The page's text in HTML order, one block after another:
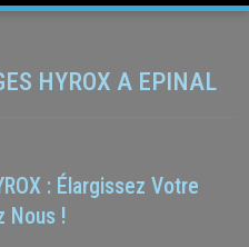
HYROX A EPINAL
: Élargissez Votre
Nous !